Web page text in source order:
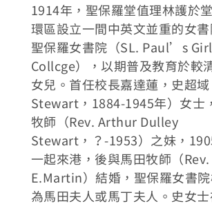
1914年，聖保羅堂值理林護於
環區設立一間中英文並重的女
聖保羅女書院（SL. Paul’s
Collcge），以期普及教育於較
女兒。首任校長嘉達蓮，史超
Stewart，1884-1945年）女士
牧師（Rev. Arthur Dulley
Stewart，？-1953）之妹，
一起來港，後與馬田牧師（
E.Martin）結婚，聖保羅女書
為馬田夫人或馬丁夫人。史女